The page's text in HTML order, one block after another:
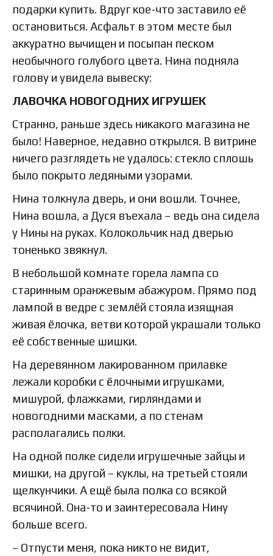
подарки купить. Вдруг кое-что заставило её
остановиться. Асфальт в этом месте был
аккуратно вычищен и посыпан песком
необычного голубого цвета. Нина подняла
голову и увидела вывеску:
ЛАВОЧКА НОВОГОДНИХ ИГРУШЕК
Странно, раньше здесь никакого магазина не
было! Наверное, недавно открылся. В витрине
ничего разглядеть не удалось: стекло сплошь
было покрыто ледяными узорами.
Нина толкнула дверь, и они вошли. Точнее,
Нина вошла, а Дуся въехала – ведь она сидела
у Нины на руках. Колокольчик над дверью
тоненько звякнул.
В небольшой комнате горела лампа со
старинным оранжевым абажуром. Прямо под
лампой в ведре с землёй стояла изящная
живая ёлочка, ветви которой украшали только
её собственные шишки.
На деревянном лакированном прилавке
лежали коробки с ёлочными игрушками,
мишурой, флажками, гирляндами и
новогодними масками, а по стенам
располагались полки.
На одной полке сидели игрушечные зайцы и
мишки, на другой – куклы, на третьей стояли
щелкунчики. А ещё была полка со всякой
всячиной. Она-то и заинтересовала Нину
больше всего.
– Отпусти меня, пока никто не видит,